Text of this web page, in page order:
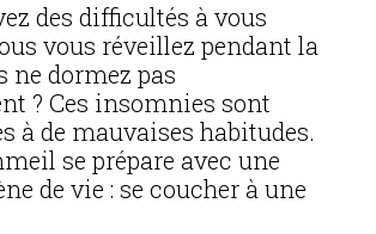
des difficultés à vous
vous réveillez pendant la
ne dormez pas
? Ces insomnies sont
à de mauvaises habitudes.
se prépare avec une
de vie : se coucher à une